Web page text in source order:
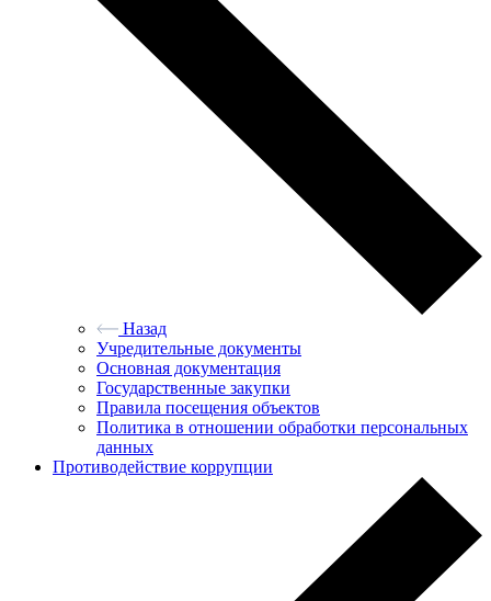
Назад
Учредительные документы
Основная документация
Государственные закупки
Правила посещения объектов
Политика в отношении обработки персональных
данных
Противодействие коррупции